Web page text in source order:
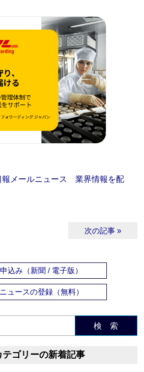
メールニュース 業界情報を配
次の記事 »
込み（新聞 / 電子版）
ュースの登録（無料）
検 索
ゴリーの新着記事